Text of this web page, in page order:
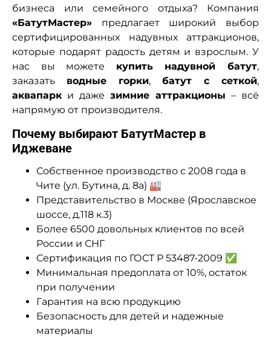
бизнеса или семейного отдыха? Компания
«БатутМастер» предлагает широкий выбор
сертифицированных надувных аттракционов,
которые подарят радость детям и взрослым. У
нас вы можете купить надувной батут,
заказать водные горки, батут с сеткой,
аквапарк и даже зимние аттракционы – всё
напрямую от производителя.
Почему выбирают БатутМастер в
Иджеване
Собственное производство с 2008 года в
Чите (ул. Бутина, д. 8а) 🏭
Представительство в Москве (Ярославское
шоссе, д.118 к.3)
Более 6500 довольных клиентов по всей
России и СНГ
Сертификация по ГОСТ Р 53487-2009 ✅
Минимальная предоплата от 10%, остаток
при получении
Гарантия на всю продукцию
Безопасность для детей и надежные
материалы